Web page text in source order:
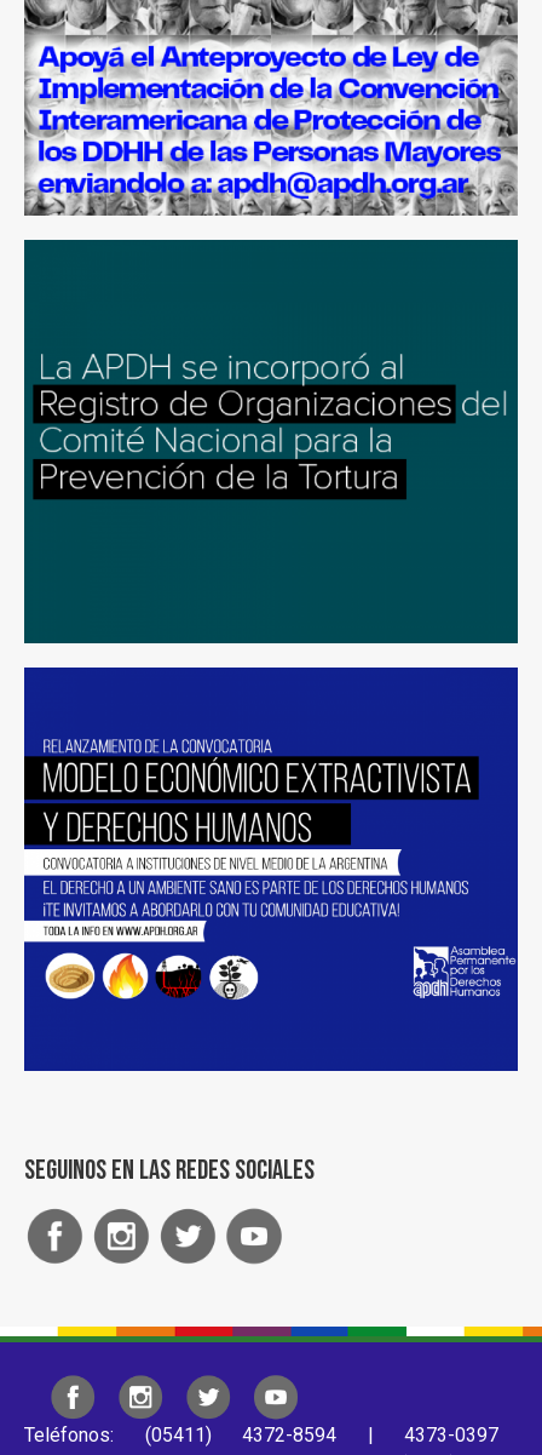
Seguinos en las redes sociales
Teléfonos: (05411) 4372-8594 | 4373-0397